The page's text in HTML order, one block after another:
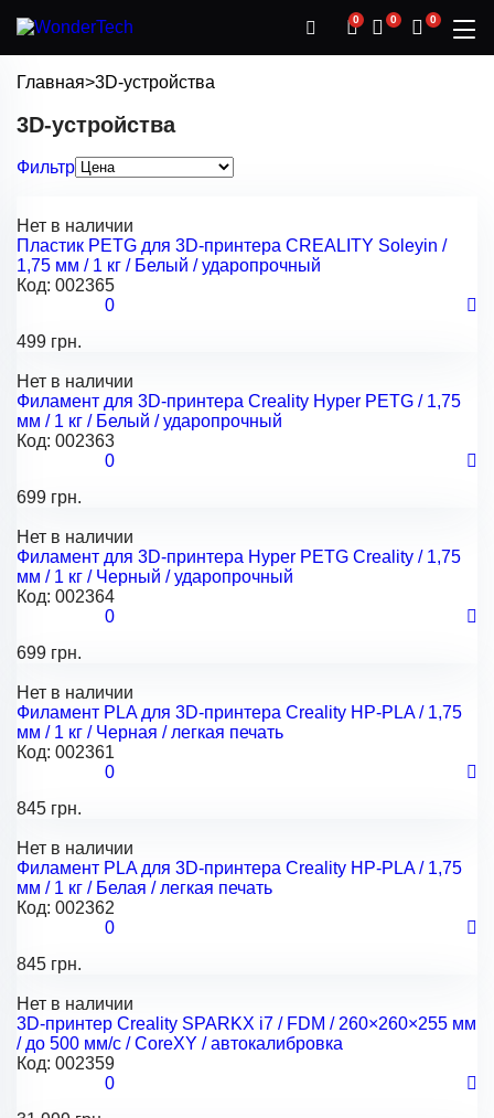
0 0 0
Главная>3D-устройства
3D-устройства
Фильтр
Нет в наличии
Пластик PETG для 3D-принтера CREALITY Soleyin /
1,75 мм / 1 кг / Белый / ударопрочный
Код: 002365
0
499 грн.
Нет в наличии
Филамент для 3D-принтера Creality Hyper PETG / 1,75
мм / 1 кг / Белый / ударопрочный
Код: 002363
0
699 грн.
Нет в наличии
Филамент для 3D-принтера Hyper PETG Creality / 1,75
мм / 1 кг / Черный / ударопрочный
Код: 002364
0
699 грн.
Нет в наличии
Филамент PLA для 3D-принтера Creality HP-PLA / 1,75
мм / 1 кг / Черная / легкая печать
Код: 002361
0
845 грн.
Нет в наличии
Филамент PLA для 3D-принтера Creality HP-PLA / 1,75
мм / 1 кг / Белая / легкая печать
Код: 002362
0
845 грн.
Нет в наличии
3D-принтер Creality SPARKX i7 / FDM / 260×260×255 мм
/ до 500 мм/с / CoreXY / автокалибровка
Код: 002359
0